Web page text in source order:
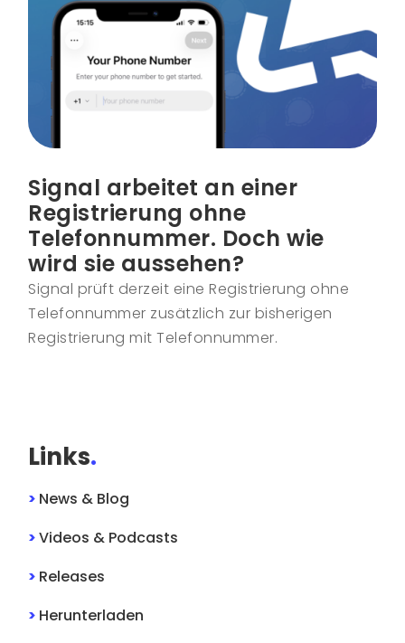
Signal arbeitet an einer
Registrierung ohne
Telefonnummer. Doch wie
wird sie aussehen?
Signal prüft derzeit eine Registrierung ohne
Telefonnummer zusätzlich zur bisherigen
Registrierung mit Telefonnummer.
Links.
> News & Blog
>Videos & Podcasts
> Releases
> Herunterladen